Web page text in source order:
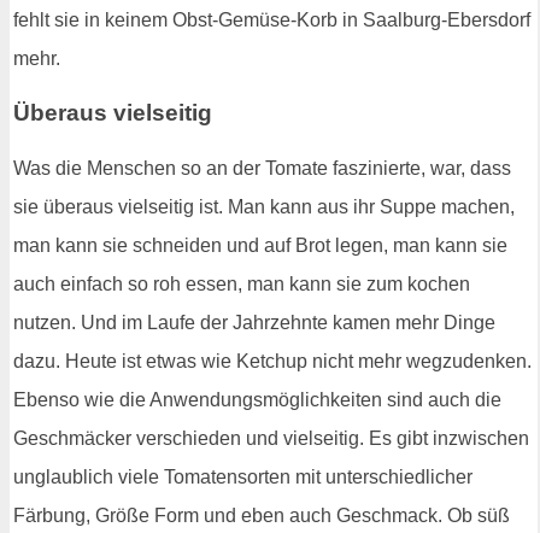
fehlt sie in keinem Obst-Gemüse-Korb in Saalburg-Ebersdorf
mehr.
Überaus vielseitig
Was die Menschen so an der Tomate faszinierte, war, dass
sie überaus vielseitig ist. Man kann aus ihr Suppe machen,
man kann sie schneiden und auf Brot legen, man kann sie
auch einfach so roh essen, man kann sie zum kochen
nutzen. Und im Laufe der Jahrzehnte kamen mehr Dinge
dazu. Heute ist etwas wie Ketchup nicht mehr wegzudenken.
Ebenso wie die Anwendungsmöglichkeiten sind auch die
Geschmäcker verschieden und vielseitig. Es gibt inzwischen
unglaublich viele Tomatensorten mit unterschiedlicher
Färbung, Größe Form und eben auch Geschmack. Ob süß